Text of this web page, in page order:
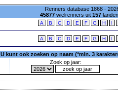
Renners database 1868 -
45877wielrenners uit 157
A B C D E F G H I
A B C D E F G H I
U kunt ook zoeken op naam (*min. 3
Zoek op jaar: